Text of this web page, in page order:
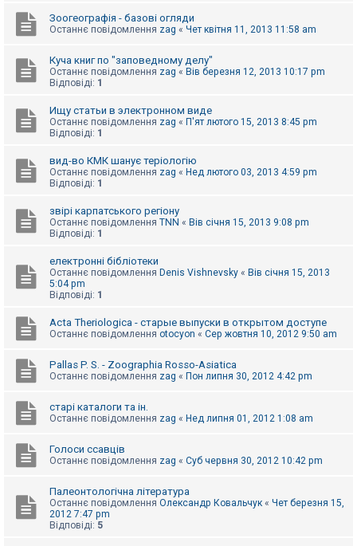
й
А
т
м
ш
о
а
Зоогеографія - базові огляди
Останнє повідомлення zag « Чет квітня 11, 2013 11:58 am
Куча книг по "заповедному делу"
Останнє повідомлення zag « Вів березня 12, 2013 10:17 pm
Відповіді: 1
Ищу статьи в электронном виде
Останнє повідомлення zag « П'ят лютого 15, 2013 8:45 pm
Відповіді: 1
вид-во КМК шанує теріологію
Останнє повідомлення zag « Нед лютого 03, 2013 4:59 pm
Відповіді: 1
звірі карпатського регіону
Останнє повідомлення TNN « Вів січня 15, 2013 9:08 pm
Відповіді: 1
електронні бібліотеки
Останнє повідомлення Denis Vishnevsky « Вів січня 15, 2013
5:04 pm
Відповіді: 1
Acta Theriologica - старые выпуски в открытом доступе
Останнє повідомлення otocyon « Сер жовтня 10, 2012 9:50 am
Pallas P. S. - Zoographia Rosso-Asiatica
Останнє повідомлення zag « Пон липня 30, 2012 4:42 pm
старі каталоги та ін.
Останнє повідомлення zag « Нед липня 01, 2012 1:08 am
Голоси ссавців
Останнє повідомлення zag « Суб червня 30, 2012 10:42 pm
Палеонтологічна література
Останнє повідомлення Олександр Ковальчук « Чет березня 15,
2012 7:47 pm
Відповіді: 5